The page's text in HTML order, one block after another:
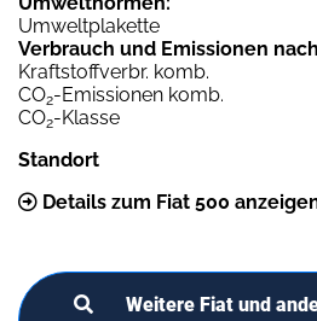
Umweltplakette
Verbrauch und Emissionen
Kraftstoffverbr. komb.
CO2-Emissionen komb.
CO2-Klasse
Standort
Details zum Fiat 500
Weitere Fiat und